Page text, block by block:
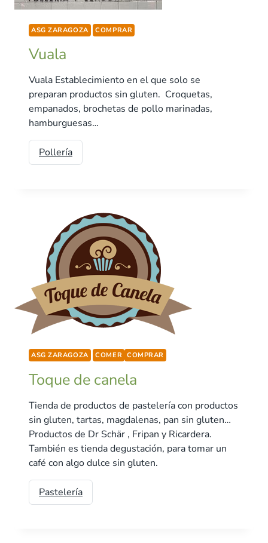
ASG ZARAGOZA COMPRAR
Vuala
Vuala Establecimiento en el que solo se
preparan productos sin gluten. Croquetas,
empanados, brochetas de pollo marinadas,
hamburguesas…
Pollería
ASG ZARAGOZA COMER COMPRAR
Toque de canela
Tienda de productos de pastelería con productos
sin gluten, tartas, magdalenas, pan sin gluten…
Productos de Dr Schär , Fripan y Ricardera.
También es tienda degustación, para tomar un
café con algo dulce sin gluten.
Pastelería